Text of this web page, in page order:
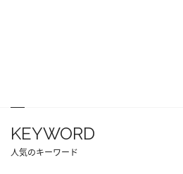
KEYWORD
人気のキーワード